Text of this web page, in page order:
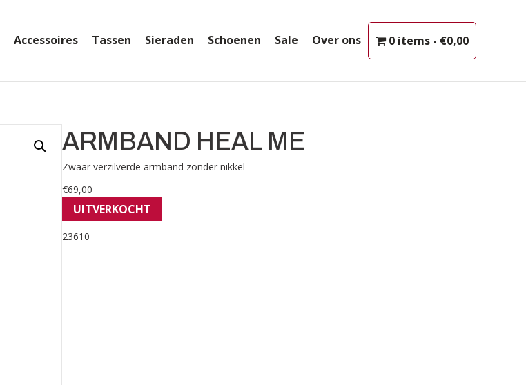
Accessoires Tassen Sieraden Schoenen Sale Over ons 0 items €0,00
ARMBAND HEAL ME
Zwaar verzilverde armband zonder nikkel
€69,00
UITVERKOCHT
23610